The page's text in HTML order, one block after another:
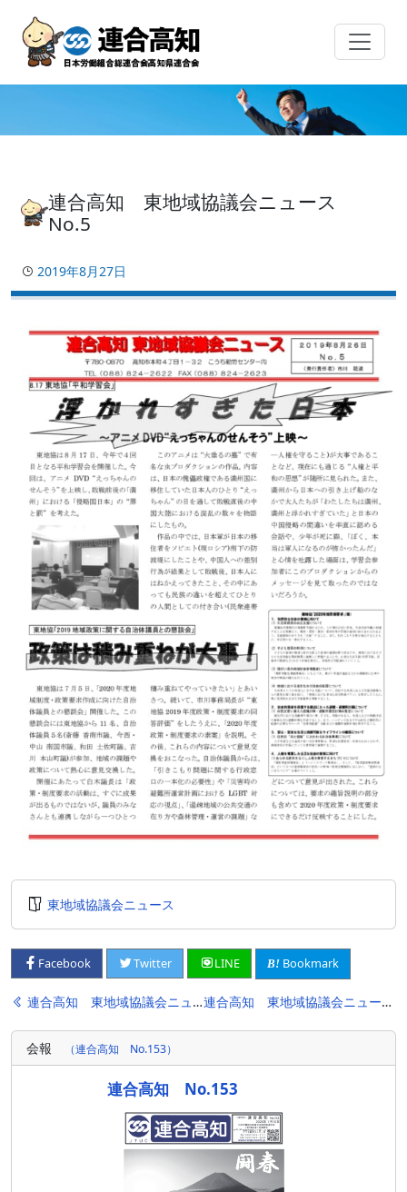
content
連合高知 東地域協議会ニュース
No.5
2019年8月27日
東地域協議会ニュース
Facebook Twitter LINE Bookmark
投
稿
ナ
連合高知 東地域協議会ニュース No.4 連合高知 東地域協議会ニュース No.6
会報 （連合高知 No.153）
連合高知 No.153